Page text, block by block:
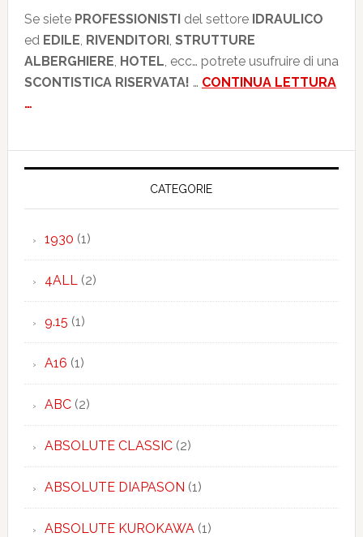
Se siete PROFESSIONISTIdel settore IDRAULICO
ed EDILE, RIVENDITORI, STRUTTURE
ALBERGHIERE, HOTEL, ecc… potrete usufruire di una
SCONTISTICA RISERVATA! … CONTINUA LETTURA
…
CATEGORIE
1930 (1)
4ALL(2)
9.15 (1)
A16 (1)
ABC(2)
ABSOLUTE CLASSIC(2)
ABSOLUTE DIAPASON (1)
ABSOLUTE KUROKAWA(1)